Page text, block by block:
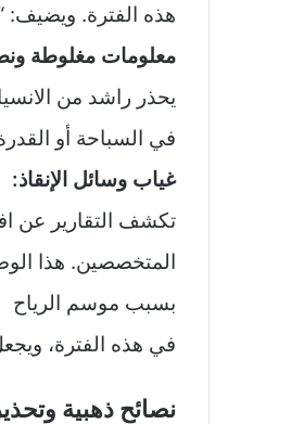
هذه الفترة. ويضيف:
معلومات مغلوطة
يحذر راشد من
في السباحة أو
غياب وسائل الإنقاذ:
تكشف التقارير عن
المتخصصين. هذا
بسبب موسم الرياح
في هذه الفترة،
نصائح ذهبية